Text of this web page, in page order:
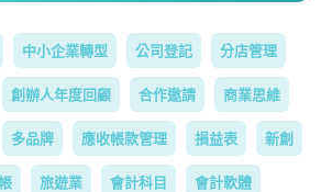
中小企業轉型 公司登記 分店管理
創辦人年度回顧 合作邀請 商業思維
多品牌 應收帳款管理 損益表 新創
旅遊業 會計科目 會計軟體